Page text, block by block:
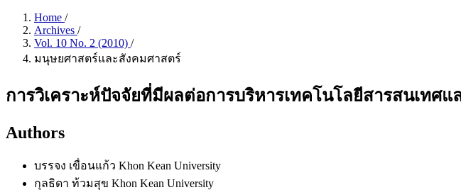
Home /
Archives /
Vol. 10 No. 2 (2010) /
มนุษยศาสตร์และสังคมศาสตร์
การวิเคราะห์ปัจจัยที่มีผลต่อการบริหารเทคโนโลยีสารสนเทศ
Authors
บรรจง เขื่อนแก้ว Khon Kean University
กุลธิดา ท้วมสุข Khon Kean University